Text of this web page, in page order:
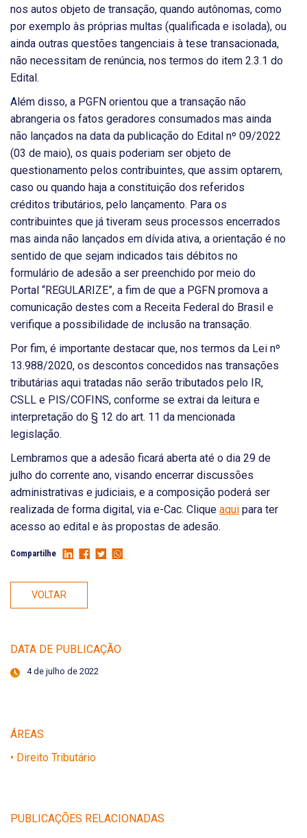
nos autos objeto de transação, quando autônomas, como
por exemplo às próprias multas (qualificada e isolada), ou
ainda outras questões tangenciais à tese transacionada,
não necessitam de renúncia, nos termos do item 2.3.1 do
Edital.
Além disso, a PGFN orientou que a transação não
abrangeria os fatos geradores consumados mas ainda
não lançados na data da publicação do Edital nº 09/2022
(03 de maio), os quais poderiam ser objeto de
questionamento pelos contribuintes, que assim optarem,
caso ou quando haja a constituição dos referidos
créditos tributários, pelo lançamento. Para os
contribuintes que já tiveram seus processos encerrados
mas ainda não lançados em dívida ativa, a orientação é no
sentido de que sejam indicados tais débitos no
formulário de adesão a ser preenchido por meio do
Portal “REGULARIZE”, a fim de que a PGFN promova a
comunicação destes com a Receita Federal do Brasil e
verifique a possibilidade de inclusão na transação.
Por fim, é importante destacar que, nos termos da Lei nº
13.988/2020, os descontos concedidos nas transações
tributárias aqui tratadas não serão tributados pelo IR,
CSLL e PIS/COFINS, conforme se extrai da leitura e
interpretação do § 12 do art. 11 da mencionada
legislação.
Lembramos que a adesão ficará aberta até o dia 29 de
julho do corrente ano, visando encerrar discussões
administrativas e judiciais, e a composição poderá ser
realizada de forma digital, via e-Cac. Clique aqui para ter
acesso ao edital e às propostas de adesão.
Compartilhe
VOLTAR
DATA DE PUBLICAÇÃO
4 de julho de 2022
ÁREAS
• Direito Tributário
PUBLICAÇÕES RELACIONADAS